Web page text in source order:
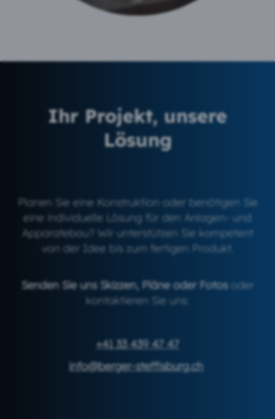
Ihr Projekt, unsere
Lösung
Planen Sie eine Konstruktion oder benötigen Sie
eine individuelle Lösung für den Anlagen- und
Apparatebau? Wir unterstützen Sie kompetent
von der Idee bis zum fertigen Produkt.
Senden Sie uns Skizzen, Pläne oder Fotosoder
kontaktieren Sie uns:
+41 33 439 47 47
info@berger-steffisburg.ch